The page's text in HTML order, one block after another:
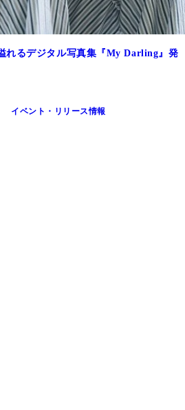
れるデジタル写真集『My Darling』発
イベント・リリース情報